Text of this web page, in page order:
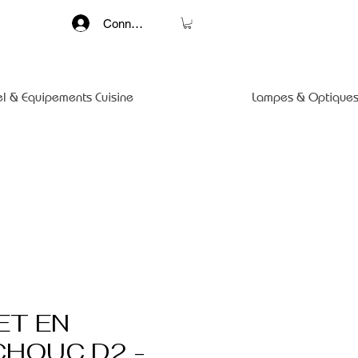
Connexion
& Equipements Cuisine Lampes &
EN